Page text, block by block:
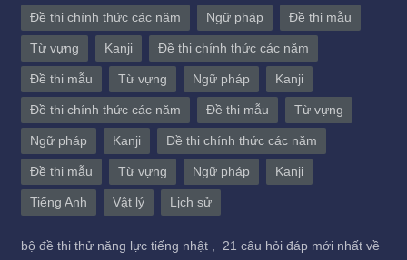
Đề thi chính thức các năm Ngữ pháp Đề thi mẫu
Từ vựng Kanji Đề thi chính thức các năm
Đề thi mẫu Từ vựng Ngữ pháp Kanji
Đề thi chính thức các năm Đề thi mẫu Từ vựng
Ngữ pháp Kanji Đề thi chính thức các năm
Đề thi mẫu Từ vựng Ngữ pháp Kanji
Tiếng Anh Vật lý Lịch sử
bộ đề thi thử năng lực tiếng nhật , 21 câu hỏi đáp mới nhất về